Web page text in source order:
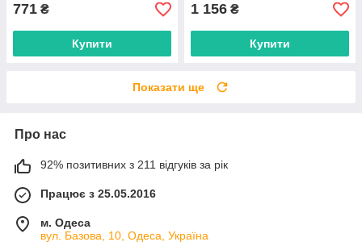
771 ₴
Купити
1 156 ₴
Купити
Показати ще
Про нас
92% позитивних з 211 відгуків за рік
Працює з 25.05.2016
м. Одеса
вул. Базова, 10, Одеса, Україна